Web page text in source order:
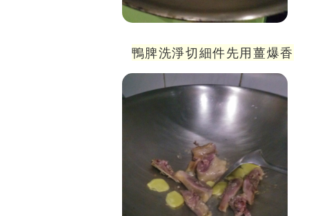
鴨脾洗淨切細件先用薑爆香